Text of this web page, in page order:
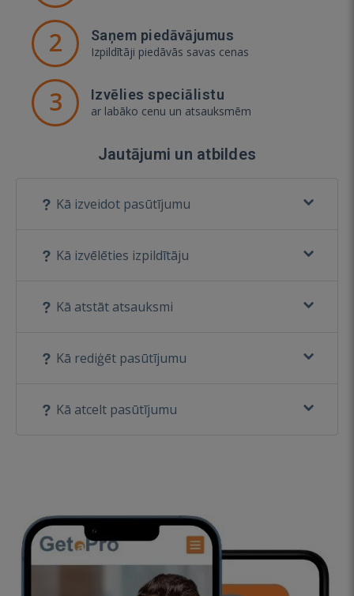
2 Saņem piedāvājumus
Izpildītāji piedāvās savas cenas
3 Izvēlies speciālistu
ar labāko cenu un atsauksmēm
Jautājumi un atbildes
Kā izveidot pasūtījumu
Kā izvēlēties izpildītāju
Kā atstāt atsauksmi
Kā rediģēt pasūtījumu
Kā atcelt pasūtījumu